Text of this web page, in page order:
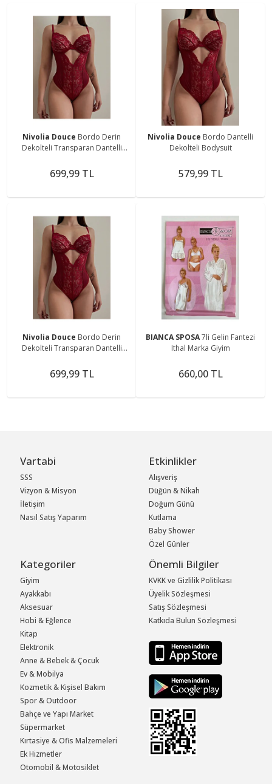
Nivolia Douce Bordo Derin
Dekolteli Transparan Dantelli
699,99 TL
Nivolia Douce Bordo Dantelli
Dekolteli Bodysuit
579,99 TL
Nivolia Douce Bordo Derin
Dekolteli Transparan Dantelli
699,99 TL
BIANCA SPOSA7li Gelin Fantezi
Ithal Marka Giyim
660,00 TL
Vartabi
SSS
Vizyon & Misyon
İletişim
Nasıl Satış Yaparım
Etkinlikler
Alışveriş
Düğün & Nikah
Doğum Günü
Kutlama
Baby Shower
Özel Günler
Kategoriler
Giyim
Ayakkabı
Aksesuar
Hobi & Eğlence
Kitap
Elektronik
Anne & Bebek & Çocuk
Ev & Mobilya
Kozmetik & Kişisel Bakım
Spor & Outdoor
Bahçe ve Yapı Market
Süpermarket
Kırtasiye & Ofis Malzemeleri
Ek Hizmetler
Otomobil & Motosiklet
Önemli Bilgiler
KVKK ve Gizlilik Politikası
Üyelik Sözleşmesi
Satış Sözleşmesi
Katkıda Bulun Sözleşmesi